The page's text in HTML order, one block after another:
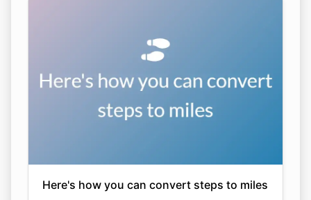
Here's how you can convert steps to miles